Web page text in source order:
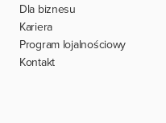
Dla biznesu
Kariera
Program lojalnościowy
Kontakt